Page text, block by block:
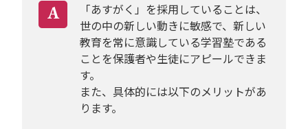
A
「あすがく」を採用していることは、
世の中の新しい動きに敏感で、新しい
教育を常に意識している学習塾である
ことを保護者や生徒にアピールできま
す。
また、具体的には以下のメリットがあ
ります。